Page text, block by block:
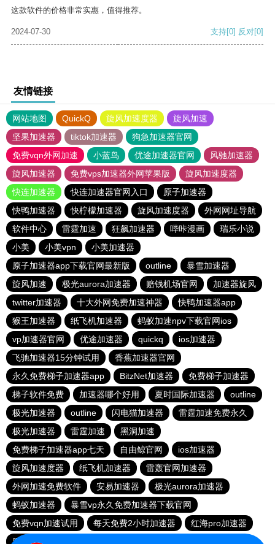
这款软件的价格非常实惠，值得推荐。
2024-07-30 支持[0] 反对[0]
友情链接
网站地图 QuickQ 旋风加速度器
旋风加速
坚果加速器
tiktok加速器
狗急加速器官网
免费vqn外网加速
小蓝鸟 优途加速器官网
风驰加速器
旋风加速器
免费vps加速器外网苹果版
旋风加速度器
快连加速器
快连加速器官网入口
原子加速器
快鸭加速器
快柠檬加速器 旋风加速度器
外网网址导航
软件中心
雷霆加速 狂飙加速器 哔咔漫画
瑞乐小说
小美
小美vpn
小美加速器
原子加速器app下载官网最新版
outline
暴雪加速器
旋风加速
极光aurora加速器 赔钱机场官网
加速器旋风
twitter加速器
十大外网免费加速神器
快鸭加速器app
猴王加速器
纸飞机加速器
蚂蚁加速npv下载官网ios
vp加速器官网
优途加速器 quickq
ios加速器
飞驰加速器15分钟试用
香蕉加速器官网
永久免费梯子加速器app
BitzNet加速器
免费梯子加速器
梯子软件免费
加速器哪个好用 夏时国际加速器
outline
极光加速器
outline 闪电猫加速器
雷霆加速免费永久
极光加速器
雷霆加速
黑洞加速
免费梯子加速器app七天
自由鲸官网
ios加速器
旋风加速度器
纸飞机加速器
雷轰官网加速器
外网加速免费软件
安易加速器
极光aurora加速器
蚂蚁加速器
暴雪vp永久免费加速器下载官网
免费vqn加速试用
每天免费2小时加速器
红海pro加速器
黑洞官网